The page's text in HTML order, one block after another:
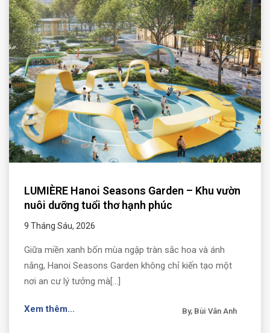
LUMIÈRE Hanoi Seasons Garden – Khu vườn
nuôi dưỡng tuổi thơ hạnh phúc
9 Tháng Sáu, 2026
Giữa miền xanh bốn mùa ngập tràn sắc hoa và ánh
nắng, Hanoi Seasons Garden không chỉ kiến tạo một
nơi an cư lý tưởng mà[...]
Xem thêm... By, Bùi Vân Anh